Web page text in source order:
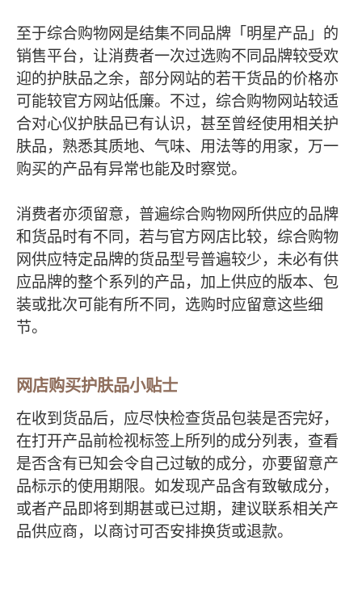
至于综合购物网是结集不同品牌「明星产品」的
销售平台，让消费者一次过选购不同品牌较受欢
迎的护肤品之余，部分网站的若干货品的价格亦
可能较官方网站低廉。不过，综合购物网站较适
合对心仪护肤品已有认识，甚至曾经使用相关护
肤品，熟悉其质地、气味、用法等的用家，万一
购买的产品有异常也能及时察觉。
消费者亦须留意，普遍综合购物网所供应的品牌
和货品时有不同，若与官方网店比较，综合购物
网供应特定品牌的货品型号普遍较少，未必有供
应品牌的整个系列的产品，加上供应的版本、包
装或批次可能有所不同，选购时应留意这些细
节。
网店购买护肤品小贴士
在收到货品后，应尽快检查货品包装是否完好，
在打开产品前检视标签上所列的成分列表，查看
是否含有已知会令自己过敏的成分，亦要留意产
品标示的使用期限。如发现产品含有致敏成分，
或者产品即将到期甚或已过期，建议联系相关产
品供应商，以商讨可否安排换货或退款。